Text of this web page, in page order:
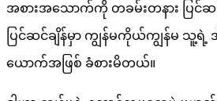
အစားအသောက်ကို တခမ်းတနား ပြ
ပြင်ဆင်ချိန်မှာ ကျွန်မကိုယ်ကျွန်မ
ယောက်အဖြစ် ခံစားမိတယ်။